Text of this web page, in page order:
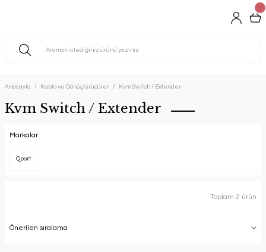
Anasayfa Kablo ve Dönüştürücüler Kvm Switch / Extender
Kvm Switch / Extender
Markalar
Qport
Toplam 2 ürün